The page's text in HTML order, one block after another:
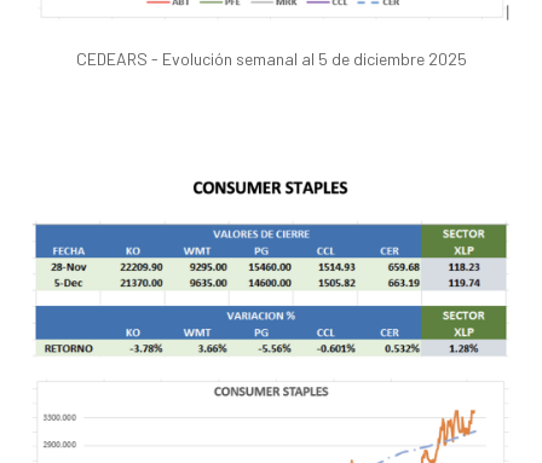
CEDEARS - Evolución semanal al 5 de diciembre 2025